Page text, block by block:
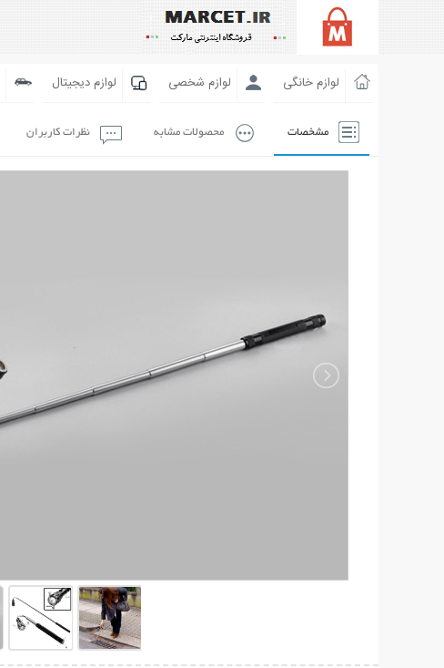
لوازم خانگی لوازم شخصی لوازم دیجیتال
مشخصات محصولات مشابه نظرات کاربران